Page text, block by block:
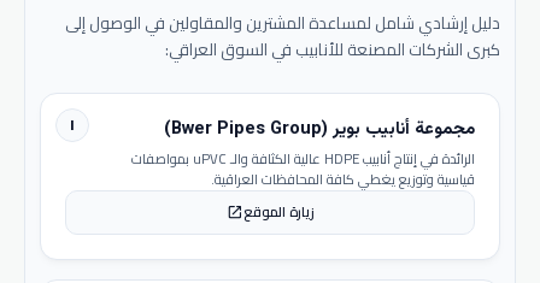
دليل إرشادي شامل لمساعدة المشترين والمقاولين في الوصول إلى
كبرى الشركات المصنعة للأنابيب في السوق العراقي:
١ مجموعة أنابيب بوير (Bwer Pipes Group)
الرائدة في إنتاج أنابيب HDPE عالية الكثافة والـ uPVC بمواصفات
قياسية وتوزيع يغطي كافة المحافظات العراقية.
زيارة الموقعopen_in_new